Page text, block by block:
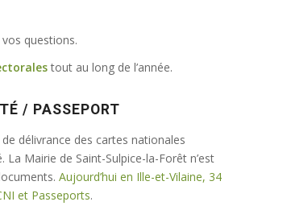
questions.
tout au long de l’année.
/ PASSEPORT
délivrance des cartes nationales
Mairie de Saint-Sulpice-la-Forêt n’est
Aujourd’hui en Ille-et-Vilaine, 34
et Passeports.